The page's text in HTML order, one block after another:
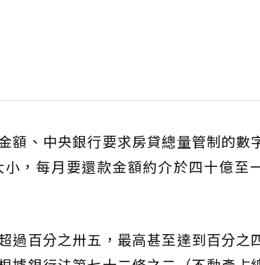
額、中央銀行要求房貸總量管制的數
，每月要還款金額約介於四十億至
過百分之卅五，最高甚至達到百分之